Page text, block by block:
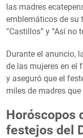
las madres
emblemáticos de su
“Castillos” y “Así no
Durante el anuncio,
de las mujeres en
y aseguró que el
miles de madres
Horóscopos
festejos del